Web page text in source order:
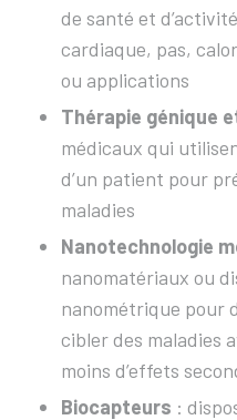
de santé et
cardiaque, pas,
ou applications
Thérapie génique
médicaux qui
d’un patient pour
maladies
Nanotechnologie
nanomatériaux ou
nanométrique pour
cibler des maladies
moins d’effets
Biocapteurs :